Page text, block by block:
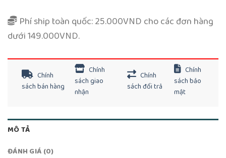
Phí ship toàn quốc: 25.000VND cho các đơn hàng
dưới 149.000VND.
Chính
sách bán hàng
Chính
sách giao
nhận
Chính
sách đổi trả
Chính
sách bảo
mật
MÔ TẢ
ĐÁNH GIÁ (0)